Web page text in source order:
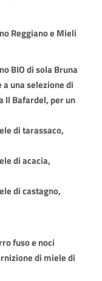
Reggiano e Mieli
BIO di sola Bruna
a una selezione di
Il Bafardel, per un
di tarassaco,
di acacia,
di castagno,
fuso e noci
di miele di